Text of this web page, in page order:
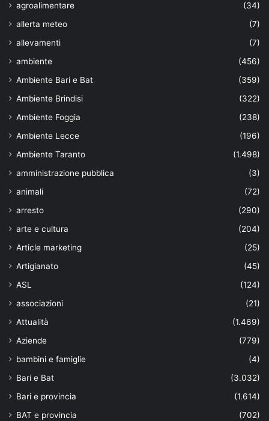
agroalimentare
(34)
allerta meteo
(7)
allevamenti
(7)
ambiente
(456)
Ambiente Bari e Bat
(359)
Ambiente Brindisi
(322)
Ambiente Foggia
(238)
Ambiente Lecce
(196)
Ambiente Taranto
(1.498)
amministrazione pubblica
(3)
animali
(72)
arresto
(290)
arte e cultura
(204)
Article marketing
(25)
Artigianato
(45)
ASL
(124)
associazioni
(21)
Attualità
(1.469)
Aziende
(779)
bambini e famiglie
(4)
Bari e Bat
(3.032)
Bari e provincia
(1.614)
BAT e provincia
(702)